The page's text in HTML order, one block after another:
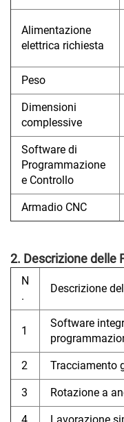
Alimentazione
elettrica richiesta
Peso
Dimensioni
complessive
Software di
Programmazione
e Controllo
Armadio CNC
2. Descrizione delle
N
.
Descrizione
1
Software
2 Tracciamento
3 Rotazione a
4 Lavorazione